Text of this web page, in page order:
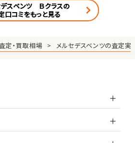
デスベンツ Ｂクラスの
口コミをもっと見る
定・買取相場 メルセデスベンツの査定実